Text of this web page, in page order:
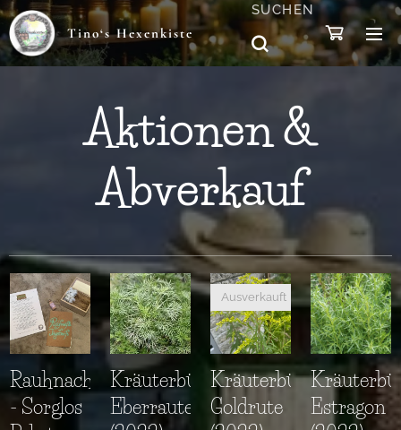
Tino‘s Hexenkiste
SUCHEN
Aktionen &
Abverkauf
Rauhnachtskalender
- Sorglos
Kräuterbüschel
Eberraute
Kräuterbüschel
Goldrute
Ausverkauft
Estragon